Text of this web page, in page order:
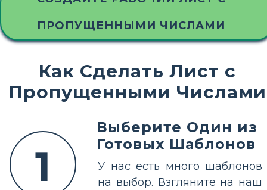
ПРОПУЩЕННЫМИ ЧИСЛАМИ
Как Сделать Лист с
Пропущенными Числами
1
Выберите Один из
Готовых Шаблонов
У нас есть много шаблонов
на выбор. Взгляните на наш